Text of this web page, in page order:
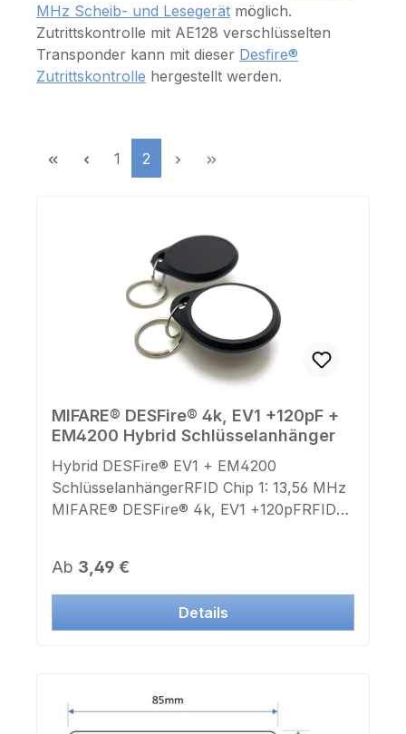
MHz Scheib- und Lesegerät möglich.
Zutrittskontrolle mit AE128 verschlüsselten
Transponder kann mit dieser Desfire®
Zutrittskontrolle hergestellt werden.
Seite
1 Seite
2
MIFARE® DESFire® 4k, EV1 +120pF +
EM4200 Hybrid Schlüsselanhänger
Hybrid DESFire® EV1 + EM4200
SchlüsselanhängerRFID Chip 1: 13,56 MHz
MIFARE® DESFire® 4k, EV1 +120pFRFID
4mmSchlüsselring: jaFarbe Gehäuse:
schwarzFarbe Deckel: weißAufdruck
Chipnummer: neinAufkleber Chipnummer:
Regulärer Preis:
Ab 3,49 €
Details